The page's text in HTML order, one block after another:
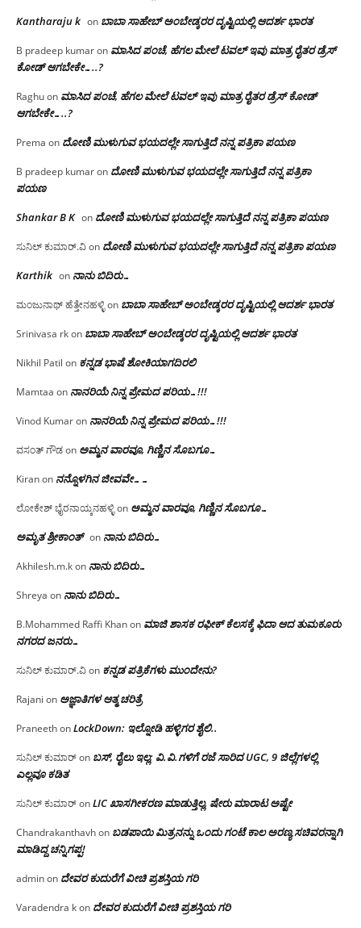
Kantharaju k on ಬಾಬಾ ಸಾಹೇಬ್ ಅಂಬೇಡ್ಕರರ ದೃಷ್ಟಿಯಲ್ಲಿ ಆದರ್ಶ ಭಾರತ
B pradeep kumaron ಮಾಸಿದ ಪಂಚೆ, ಹೆಗಲ ಮೇಲೆ ಟವಲ್‌ ಇವು ಮಾತ್ರ ರೈತರ ಡ್ರೆಸ್‌
ಕೋಡ್ ಆಗಬೇಕೇ…..?‌
Raghuon ಮಾಸಿದ ಪಂಚೆ, ಹೆಗಲ ಮೇಲೆ ಟವಲ್‌ ಇವು ಮಾತ್ರ ರೈತರ ಡ್ರೆಸ್‌ ಕೋಡ್
ಆಗಬೇಕೇ…..?‌
Prema on ದೋಣಿ ಮುಳುಗುವ ಭಯದಲ್ಲೇ ಸಾಗುತ್ತಿದೆ ನನ್ನ ಪತ್ರಿಕಾ ಪಯಣ
B pradeep kumaron ದೋಣಿ ಮುಳುಗುವ ಭಯದಲ್ಲೇ ಸಾಗುತ್ತಿದೆ ನನ್ನ ಪತ್ರಿಕಾ
ಪಯಣ
Shankar B K on ದೋಣಿ ಮುಳುಗುವ ಭಯದಲ್ಲೇ ಸಾಗುತ್ತಿದೆ ನನ್ನ ಪತ್ರಿಕಾ ಪಯಣ
ಸುನಿಲ್ ಕುಮಾರ್.ವಿon ದೋಣಿ ಮುಳುಗುವ ಭಯದಲ್ಲೇ ಸಾಗುತ್ತಿದೆ ನನ್ನ ಪತ್ರಿಕಾ ಪಯಣ
Karthik on ನಾನು ಬಿದಿರು…
ಮಂಜುನಾಥ್ ಹೆತ್ತೇನಹಳ್ಳಿon ಬಾಬಾ ಸಾಹೇಬ್ ಅಂಬೇಡ್ಕರರ ದೃಷ್ಟಿಯಲ್ಲಿ ಆದರ್ಶ ಭಾರತ
Srinivasa rkon ಬಾಬಾ ಸಾಹೇಬ್ ಅಂಬೇಡ್ಕರರ ದೃಷ್ಟಿಯಲ್ಲಿ ಆದರ್ಶ ಭಾರತ
Nikhil Patil on ಕನ್ನಡ ಭಾಷೆ ಶೋಕಿಯಾಗದಿರಲಿ
Mamtaa on ನಾನರಿಯೆ ನಿನ್ನ ಪ್ರೇಮದ ಪರಿಯ…!!!
Vinod Kumaron ನಾನರಿಯೆ ನಿನ್ನ ಪ್ರೇಮದ ಪರಿಯ…!!!
ವಸಂತ್ ಗೌಡon ಅಮ್ಮನ ವಾರವೂ, ಗಿಣ್ಣಿನ ಸೊಬಗೂ…
Kiranon ನನ್ನೊಳಗಿನ ಜೀವವೇ……
ಲೋಕೇಶ್ ಭೈರನಾಯ್ಕನಹಳ್ಳಿon ಅಮ್ಮನ ವಾರವೂ, ಗಿಣ್ಣಿನ ಸೊಬಗೂ…
ಅಮೃತ ಶ್ರೀಕಾಂತ್ on ನಾನು ಬಿದಿರು…
Akhilesh.m.kon ನಾನು ಬಿದಿರು…
Shreya on ನಾನು ಬಿದಿರು…
B.Mohammed Raffi Khanon ಮಾಜಿ ಶಾಸಕ ರಫೀಕ್ ಕೆಲಸಕ್ಕೆ ಫಿದಾ ಆದ ತುಮಕೂರು
ನಗರದ ಜನರು…
ಸುನಿಲ್ ಕುಮಾರ್.ವಿon ಕನ್ನಡ ಪತ್ರಿಕೆಗಳು ಮುಂದೇನು?
Rajani on ಅಜ್ಞಾತಿಗಳ ಆತ್ಮ ಚರಿತ್ರೆ
PraneethonLockDown: ಇಲ್ನೋಡಿ ಹಳ್ಳಿಗರ ಶೈಲಿ..
ಸುನಿಲ್ ಕುಮಾರ್on ಬಸ್, ರೈಲು ಇಲ್ಲ; ವಿ.ವಿ.ಗಳಿಗೆ ರಜೆ ಸಾರಿದ UGC, 9 ಜಿಲ್ಲೆಗಳಲ್ಲಿ
ಎಲ್ಲವೂ ಕಡಿತ
ಸುನಿಲ್ ಕುಮಾರ್onLIC ಖಾಸಗೀಕರಣ ಮಾಡುತ್ತಿಲ್ಲ, ಷೇರು ಮಾರಾಟ ಅಷ್ಟೇ
Chandrakanthavhon ಬಡಪಾಯಿ ಮಿತ್ರನನ್ನು ಒಂದು ಗಂಟೆ ಕಾಲ ಅರಣ್ಯ ಸಚಿವರನ್ನಾಗಿ
ಮಾಡಿದ್ದ ಚನ್ನಿಗಪ್ಪ!
adminon ದೇವರ ಕುದುರೆಗೆ ವೀಚಿ ಪ್ರಶಸ್ತಿಯ ಗರಿ
Varadendra kon ದೇವರ ಕುದುರೆಗೆ ವೀಚಿ ಪ್ರಶಸ್ತಿಯ ಗರಿ